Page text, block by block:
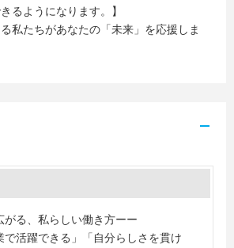
るようになります。】
私たちがあなたの「未来」を応援しま
がる、私らしい働き方ーー
で活躍できる」「自分らしさを貫け